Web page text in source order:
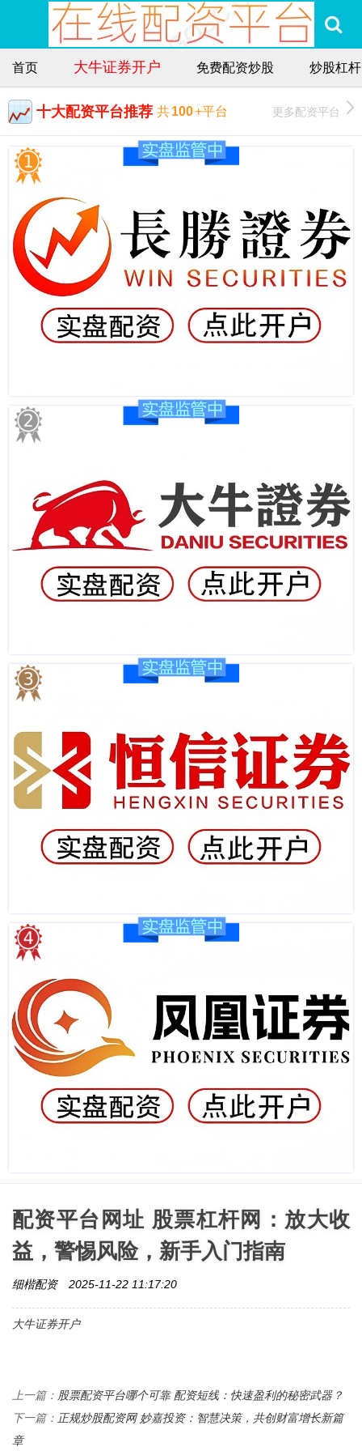
首页 大牛证券开户 免费配资炒股 炒股杠
十大配资平台推荐 共100+平台 更多配资平台
配资平台网址 股票杠杆网：放大收
益，警惕风险，新手入门指南
细楷配资 2025-11-22 11:17:20
大牛证券开户
上一篇： 股票配资平台哪个可靠 配资短线：快速盈利的秘密武器？
下一篇： 正规炒股配资网 妙嘉投资：智慧决策，共创财富增长新篇
章